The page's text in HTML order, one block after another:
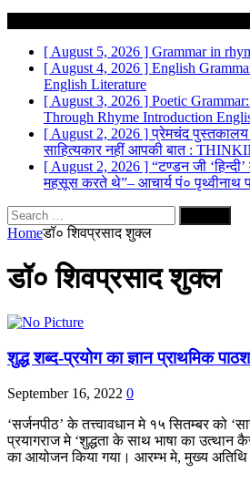
[ August 5, 2026 ] Grammar in
[ August 4, 2026 ] English
English Literature
[ August 3, 2026 ] Poetic
Through Rhyme Introduction
[ August 2, 2026 ]प्रेमचंद
साहित्यकार नहीं आपकी बात :
[ August 2, 2026 ] “टण्डन जी
महसूस करते थे”– आचार्य पं० पृथ्वीनाथ
Search
for:
Homeडॉ० शिवप्रसाद शुक्ल
डॉ० शिवप्रसाद शुक्ल
शुद्ध शब्द-प्रयोग का ज्ञान प्राथमिक
September 16, 2022 0
‘सर्जनपीठ’ के तत्त्वावधान मे १५ सितम्बर को
प्रयागराज मे ‘शुद्धता के साथ भाषा का उत्थान
का आयोजन किया गया। आरम्भ मे, मुख्य अतिथि